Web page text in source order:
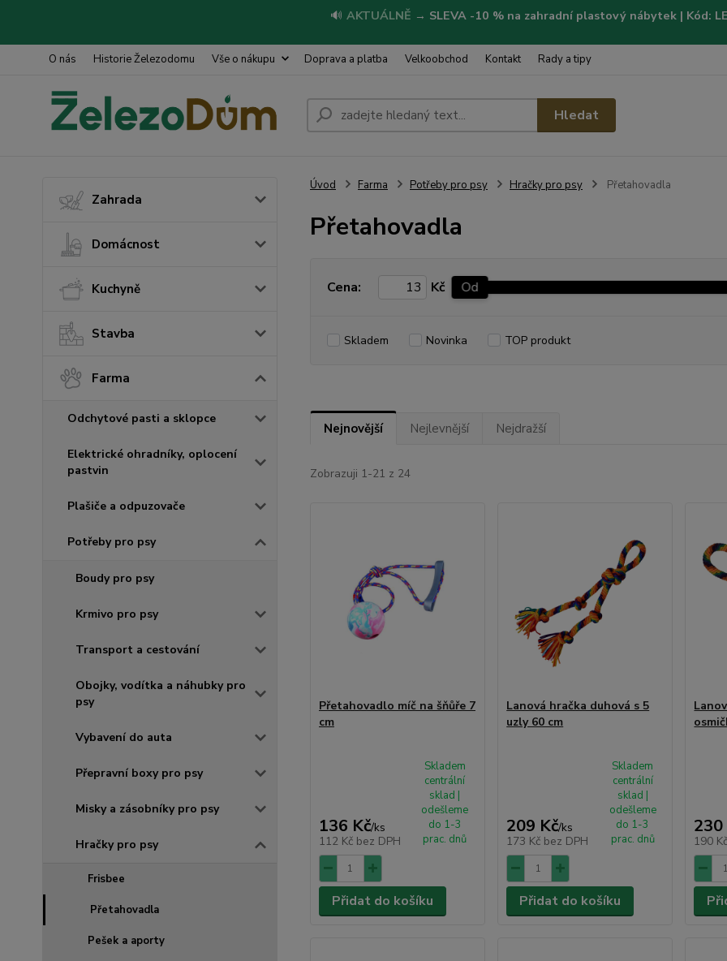
🔊 AKTUÁLNĚ → SLEVA -10 % na zahradní plastový nábytek | Kód:
O nás Historie Železodomu Vše o nákupu Doprava a platba Velkoobchod Kontakt Rady a tipy
Hledat
Zahrada
Domácnost
Kuchyně
Stavba
Farma
Odchytové pasti a sklopce
Elektrické ohradníky, oplocení
pastvin
Plašiče a odpuzovače
Potřeby pro psy
Boudy pro psy
Krmivo pro psy
Transport a cestování
Obojky, vodítka a náhubky pro
psy
Vybavení do auta
Přepravní boxy pro psy
Misky a zásobníky pro psy
Hračky pro psy
Frisbee
Přetahovadla
Pešek a aporty
Úvod Farma Potřeby pro psy Hračky pro psy Přetahovadla
Přetahovadla
Cena: Kč Od
Skladem Novinka TOP produkt
Nejnovější Nejlevnější Nejdražší
Zobrazuji 1-21 z 24
Přetahovadlo míč na šňůře 7
cm
136 Kč/ks
112 Kč bez DPH
Skladem
centrální
sklad |
odešleme
do 1-3
prac. dnů
Přidat do košíku
Lanová hračka duhová s 5
uzly 60 cm
209 Kč/ks
173 Kč bez DPH
Skladem
centrální
sklad |
odešleme
do 1-3
prac. dnů
Přidat do košíku
230
190 Kč